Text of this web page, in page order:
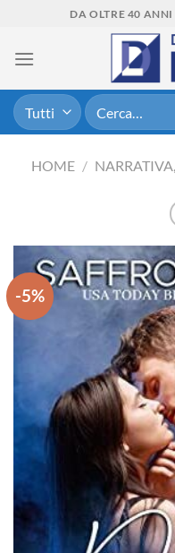
content
DA OLTRE 40 ANNI
Cerca:
HOME /
-5%